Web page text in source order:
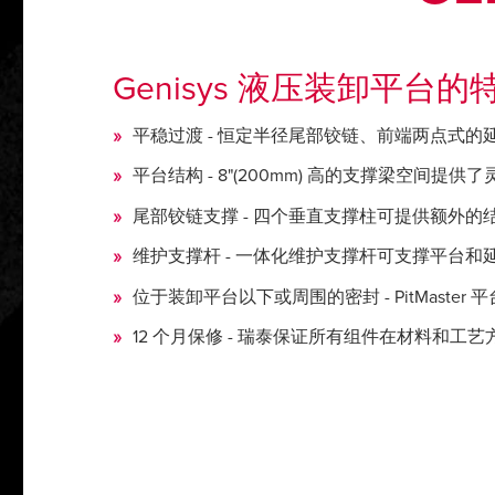
Genisys 液压装卸平台的
平稳过渡 - 恒定半径尾部铰链、前端两点式
平台结构 - 8"(200mm) 高的支撑梁空间提供
尾部铰链支撑 - 四个垂直支撑柱可提供额外的
维护支撑杆 - 一体化维护支撑杆可支撑平台和
位于装卸平台以下或周围的密封 - PitMaster
12 个月保修 - 瑞泰保证所有组件在材料和工